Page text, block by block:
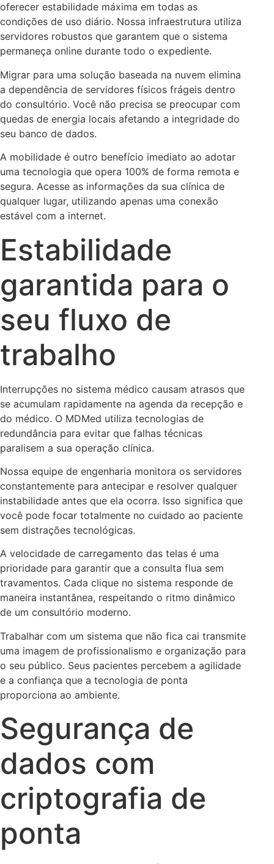
oferecer estabilidade máxima em todas as
condições de uso diário. Nossa infraestrutura utiliza
servidores robustos que garantem que o sistema
permaneça online durante todo o expediente.
Migrar para uma solução baseada na nuvem elimina
a dependência de servidores físicos frágeis dentro
do consultório. Você não precisa se preocupar com
quedas de energia locais afetando a integridade do
seu banco de dados.
A mobilidade é outro benefício imediato ao adotar
uma tecnologia que opera 100% de forma remota e
segura. Acesse as informações da sua clínica de
qualquer lugar, utilizando apenas uma conexão
estável com a internet.
Estabilidade
garantida para o
seu fluxo de
trabalho
Interrupções no sistema médico causam atrasos que
se acumulam rapidamente na agenda da recepção e
do médico. O MDMed utiliza tecnologias de
redundância para evitar que falhas técnicas
paralisem a sua operação clínica.
Nossa equipe de engenharia monitora os servidores
constantemente para antecipar e resolver qualquer
instabilidade antes que ela ocorra. Isso significa que
você pode focar totalmente no cuidado ao paciente
sem distrações tecnológicas.
A velocidade de carregamento das telas é uma
prioridade para garantir que a consulta flua sem
travamentos. Cada clique no sistema responde de
maneira instantânea, respeitando o ritmo dinâmico
de um consultório moderno.
Trabalhar com um sistema que não fica cai transmite
uma imagem de profissionalismo e organização para
o seu público. Seus pacientes percebem a agilidade
e a confiança que a tecnologia de ponta
proporciona ao ambiente.
Segurança de
dados com
criptografia de
ponta